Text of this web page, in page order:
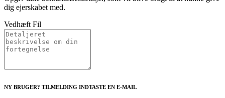
dig ejerskabet med.
Vedhæft Fil
NY BRUGER? TILMELDING INDTASTE EN E-MAIL